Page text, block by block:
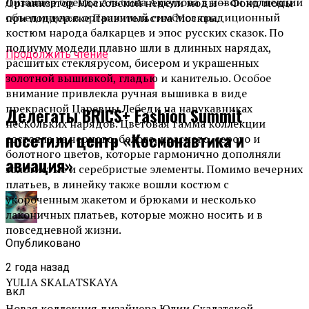
объединила в органичный симбиоз традиционный
костюм народа балкарцев и эпос русских сказок. По
подиуму модели плавно шли в длинных нарядах,
расшитых стеклярусом, бисером и украшенных
золотнойвышивкой, гладью и канителью. Особое
внимание привлекла ручная вышивка в виде
прекрасной Царевны Лебеди на нарукавниках
нескольких нарядов. Цветовая гамма коллекции
состояла из черного, белого, красного, серого и
болотного цветов, которые гармонично дополняли
золотистые и серебристые элементы. Помимо вечерних
платьев, в линейку также вошли костюм с
укороченным жакетом и брюками и несколько
лаконичных платьев, которые можно носить и в
повседневной жизни.
YULIA SKALATSKAYA
при поддержке Правительства Москвы.
Продолжить чтение
Неделя моды в Москве
Делегаты BRICS+ Fashion Summit
посетили центр «Космонавтика и
авиация»
Опубликовано
2 года назад
вкл